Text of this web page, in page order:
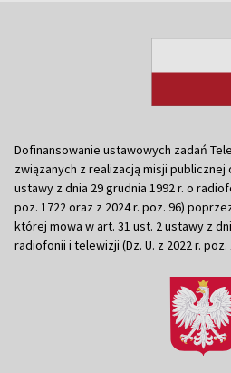
Dofinansowanie ustawowych zadań
związanych z realizacją misji publicznej
ustawy z dnia 29 grudnia 1992 r. o
poz. 1722 oraz z 2024 r. poz. 96)
której mowa w art. 31 ust. 2 ustawy z
radiofonii i telewizji (Dz. U. z 2022 r. poz.